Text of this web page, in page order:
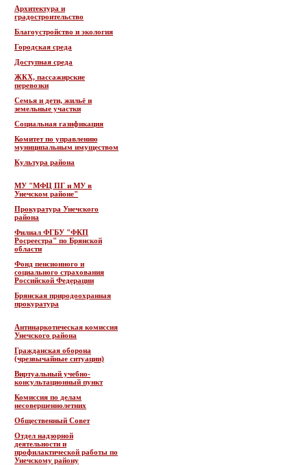
Архитектура и
градостроительство
Благоустройство и экология
Городская среда
Доступная среда
ЖКХ, пассажирские
перевозки
Семья и дети, жильё и
земельные участки
Социальная газификация
Комитет по управлению
муниципальным имуществом
Культура района
МУ "МФЦ ПГ и МУ в
Унечском районе"
Прокуратура Унечского
района
Филиал ФГБУ "ФКП
Росреестра" по Брянской
области
Фонд пенсионного и
социального страхования
Российской Федерации
Брянская природоохранная
прокуратура
Антинаркотическая комиссия
Унечского района
Гражданская оборона
(чрезвычайные ситуации)
Виртуальный учебно-
консультационный пункт
Комиссия по делам
несовершеннолетних
Общественный Совет
Отдел надзорной
деятельности и
профилактической работы по
Унечскому району